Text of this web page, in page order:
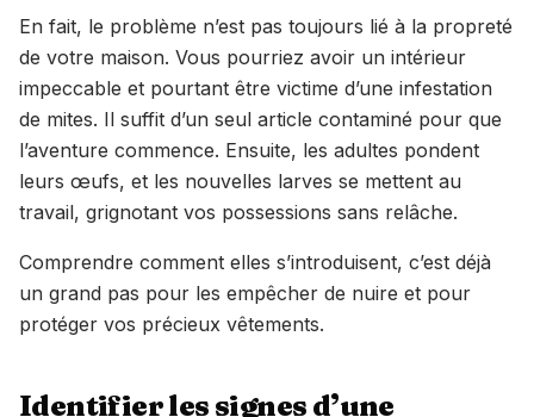
En fait, le problème n’est pas toujours lié à la propreté
de votre maison. Vous pourriez avoir un intérieur
impeccable et pourtant être victime d’une infestation
de mites. Il suffit d’un seul article contaminé pour que
l’aventure commence. Ensuite, les adultes pondent
leurs œufs, et les nouvelles larves se mettent au
travail, grignotant vos possessions sans relâche.
Comprendre comment elles s’introduisent, c’est déjà
un grand pas pour les empêcher de nuire et pour
protéger vos précieux vêtements.
Identifier les signes d’une